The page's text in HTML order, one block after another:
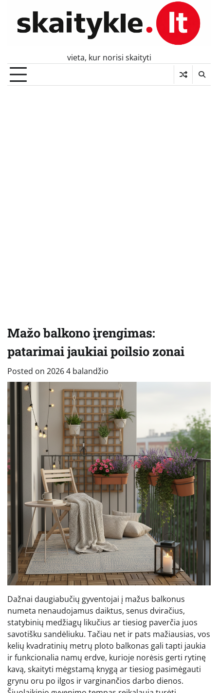
content
vieta, kur norisi skaityti
Mažo balkono įrengimas:
patarimai jaukiai poilsio zonai
Posted on 2026 4 balandžio
Dažnai daugiabučių gyventojai į mažus balkonus
numeta nenaudojamus daiktus, senus dviračius,
statybinių medžiagų likučius ar tiesiog paverčia juos
savotišku sandėliuku. Tačiau net ir pats mažiausias, vos
kelių kvadratinių metrų ploto balkonas gali tapti jaukia
ir funkcionalia namų erdve, kurioje norėsis gerti rytinę
kavą, skaityti mėgstamą knygą ar tiesiog pasimėgauti
grynu oru po ilgos ir varginančios darbo dienos.